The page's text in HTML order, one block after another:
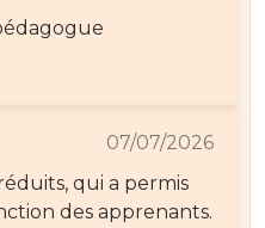
07/07/2026
qui a permis
des apprenants.